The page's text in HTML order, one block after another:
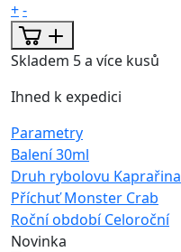
+-
Skladem 5 a více kusů
Ihned k expedici
Parametry
Balení30ml
Druh rybolovu Kaprařina
Příchuť Monster Crab
Roční období Celoroční
Novinka